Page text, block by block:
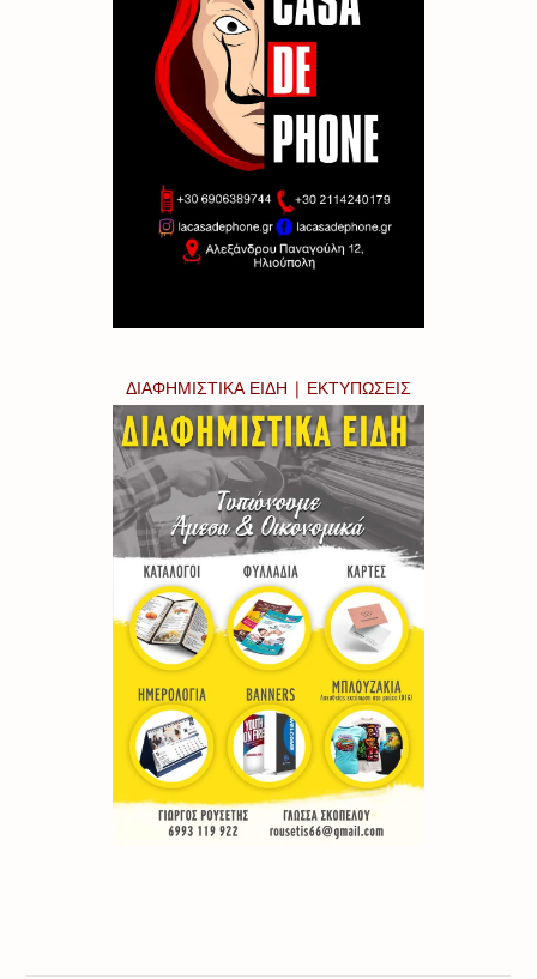
ΔΙΑΦΗΜΙΣΤΙΚΑ ΕΙΔΗ | ΕΚΤΥΠΩΣΕΙΣ